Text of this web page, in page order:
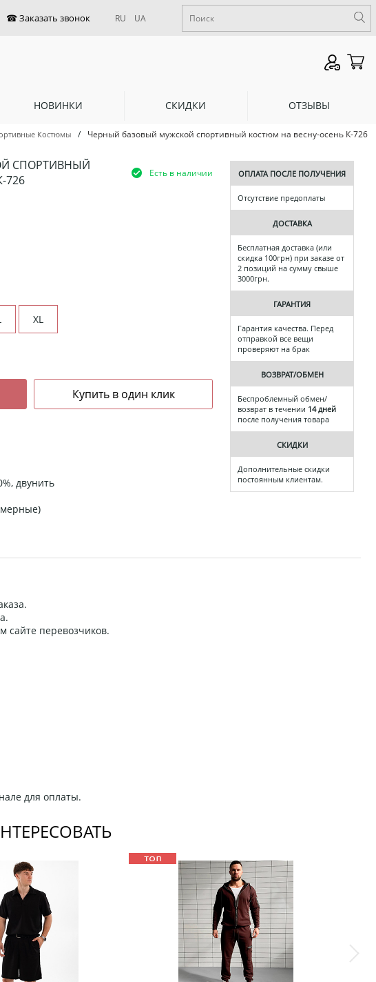
RU UA
НОВИНКИ СКИДКИ ОТЗЫВЫ
Костюмы / Черный базовый мужской спортивный костюм на весну-осень К-726
СПОРТИВНЫЙ
726
Есть в наличии
XL
двунить
ОПЛАТА ПОСЛЕ ПОЛУЧЕНИЯ
Отсутствие предоплаты
ДОСТАВКА
Бесплатная доставка (или
скидка 100грн) при заказе от
2 позиций на сумму свыше
3000грн.
ГАРАНТИЯ
Гарантия качества. Перед
отправкой все вещи
проверяют на брак
ВОЗВРАТ/ОБМЕН
Беспроблемный обмен/
возврат в течении 14 дней
после получения товара
СКИДКИ
Дополнительные скидки
постоянным клиентам.
сайте перевозчиков.
для оплаты.